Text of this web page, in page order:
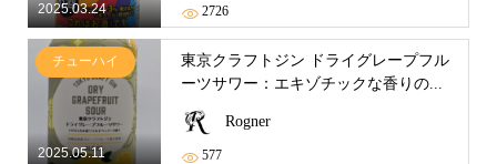
2025.03.24 2726
2025.05.11
チューハイ
東京クラフトジン ドライグレープフル
ーツサワー：エキゾチックな香りの...
Rogner
577